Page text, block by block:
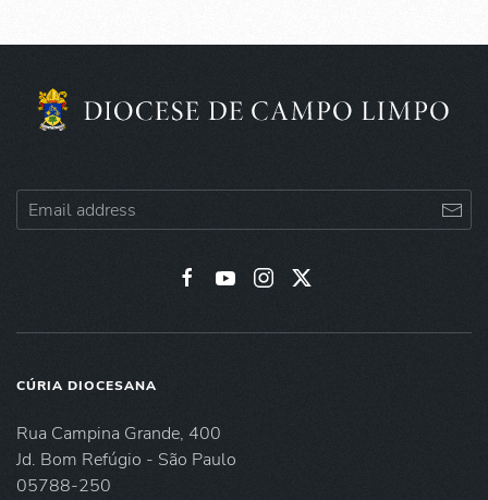
CÚRIA DIOCESANA
Rua Campina Grande, 400
Jd. Bom Refúgio - São Paulo
05788-250